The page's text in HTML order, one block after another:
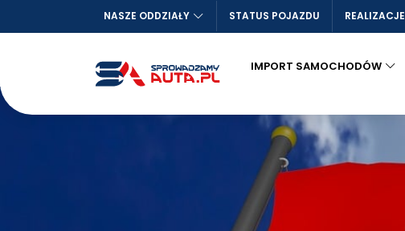
NASZE ODDZIAŁY STATUS POJAZDU REALIZACJE
IMPORT SAMOCHODÓW